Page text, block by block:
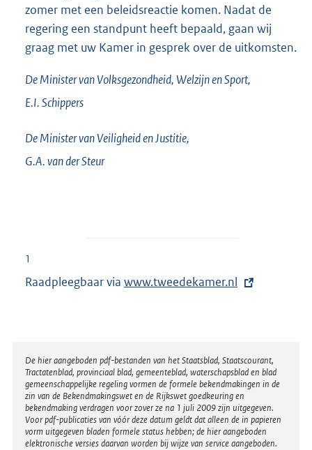
zomer met een beleidsreactie komen. Nadat de
regering een standpunt heeft bepaald, gaan wij
graag met uw Kamer in gesprek over de uitkomsten.
De Minister van Volksgezondheid, Welzijn en Sport,
E.I.Schippers
De Minister van Veiligheid en Justitie,
G.A. van derSteur
1
Raadpleegbaar via E
r
n
e
l
i
www.tweedekamer.nl
Disclaimer
De hier aangeboden pdf-bestanden van het Staatsblad, Staatscourant,
Tractatenblad, provinciaal blad, gemeenteblad, waterschapsblad en blad
gemeenschappelijke regeling vormen de formele bekendmakingen in de
zin van de Bekendmakingswet en de Rijkswet goedkeuring en
bekendmaking verdragen voor zover ze na 1 juli 2009 zijn uitgegeven.
Voor pdf-publicaties van vóór deze datum geldt dat alleen de in papieren
vorm uitgegeven bladen formele status hebben; de hier aangeboden
elektronische versies daarvan worden bij wijze van service aangeboden.